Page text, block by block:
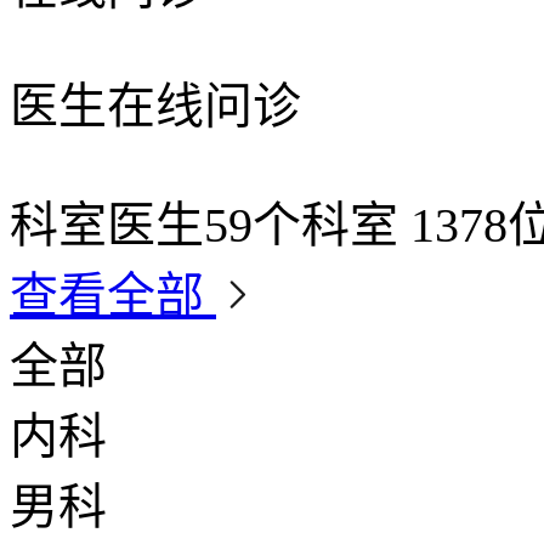
医生在线问诊
科室医生59个科室 1378
查看全部
全部
内科
男科